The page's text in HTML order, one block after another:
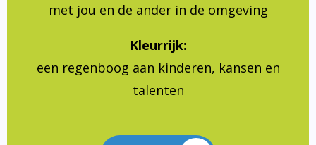
met jou en de ander in de omgeving
Kleurrijk:
een regenboog aan kinderen, kansen en
talenten